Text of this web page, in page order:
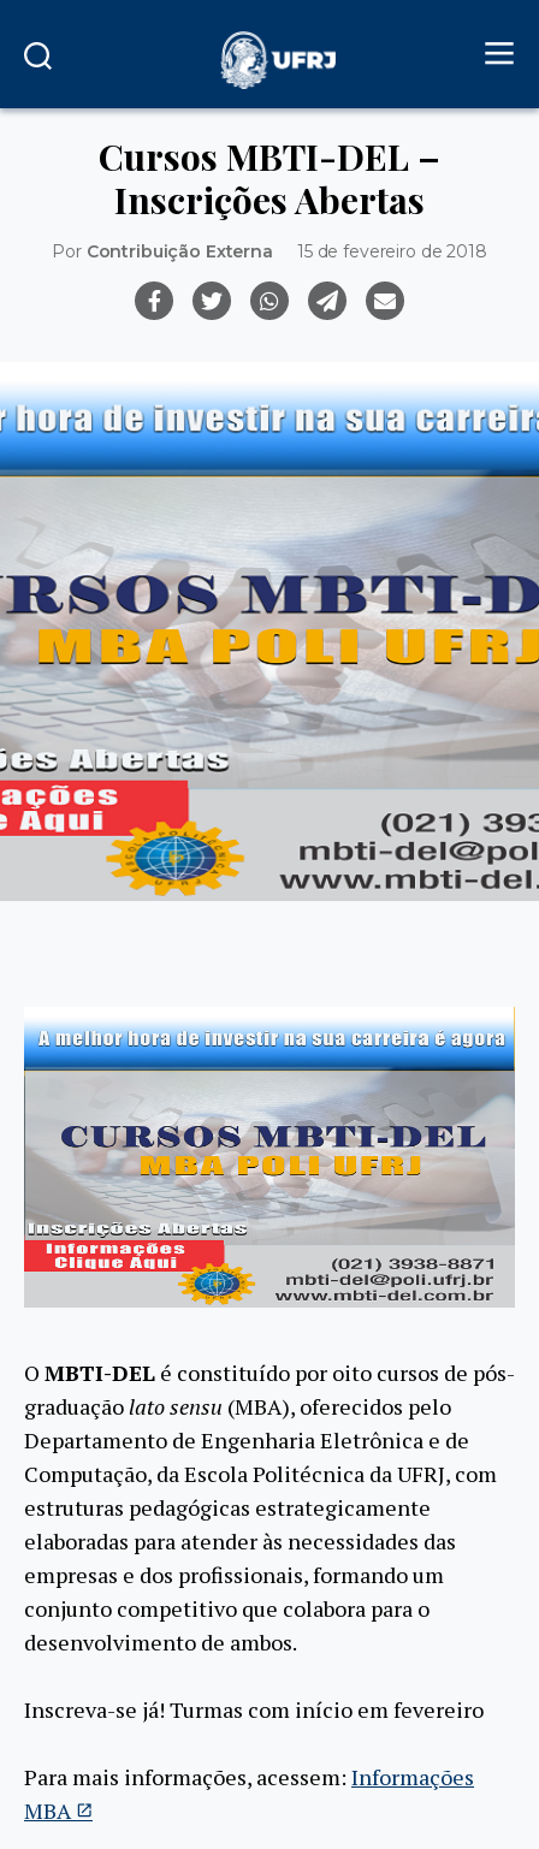
Cursos MBTI-DEL –
Inscrições Abertas
Por Contribuição Externa 15 de fevereiro de 2018
O MBTI-DEL é constituído por oito cursos de pós-
graduaçãolato sensu (MBA), oferecidos pelo
Departamento de Engenharia Eletrônica e de
Computação, da Escola Politécnica da UFRJ, com
estruturas pedagógicas estrategicamente
elaboradas para atender às necessidades das
empresas e dos profissionais, formando um
conjunto competitivo que colabora para o
desenvolvimento de ambos.
Inscreva-se já! Turmas com início em fevereiro
Para mais informações, acessem: Informações
MBA